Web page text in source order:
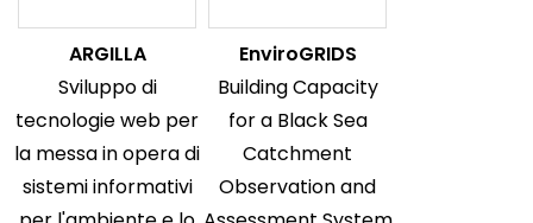
ARGILLA
Sviluppo di
tecnologie web per
la messa in opera di
sistemi informativi
EnviroGRIDS
Building Capacity
for a Black Sea
Catchment
Observation and